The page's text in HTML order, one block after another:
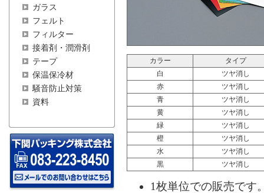
ガラス
フェルト
フィルター
接着剤・潤滑剤
テープ
保温保冷材
騒音防止対策
資料
カラー
タイプ
白
ツヤ消し
赤
ツヤ消し
青
ツヤ消し
黄
ツヤ消し
緑
ツヤ消し
橙
ツヤ消し
水
ツヤ消し
黒
ツヤ消し
1枚単位での販売です